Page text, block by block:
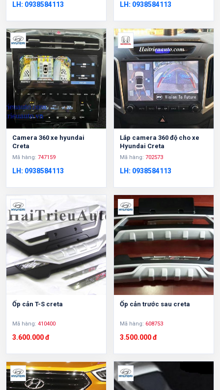
LH: 0938584113 LH: 0938584113
Camera 360 xe hyundai
Creta
Mã hàng: 747159
LH: 0938584113
Lắp camera 360 độ cho xe
Hyundai Creta
Mã hàng: 702573
LH: 0938584113
Ốp cản T-S creta
Mã hàng: 410400
3.600.000 đ
Ốp cản trước sau creta
Mã hàng: 608753
3.500.000 đ